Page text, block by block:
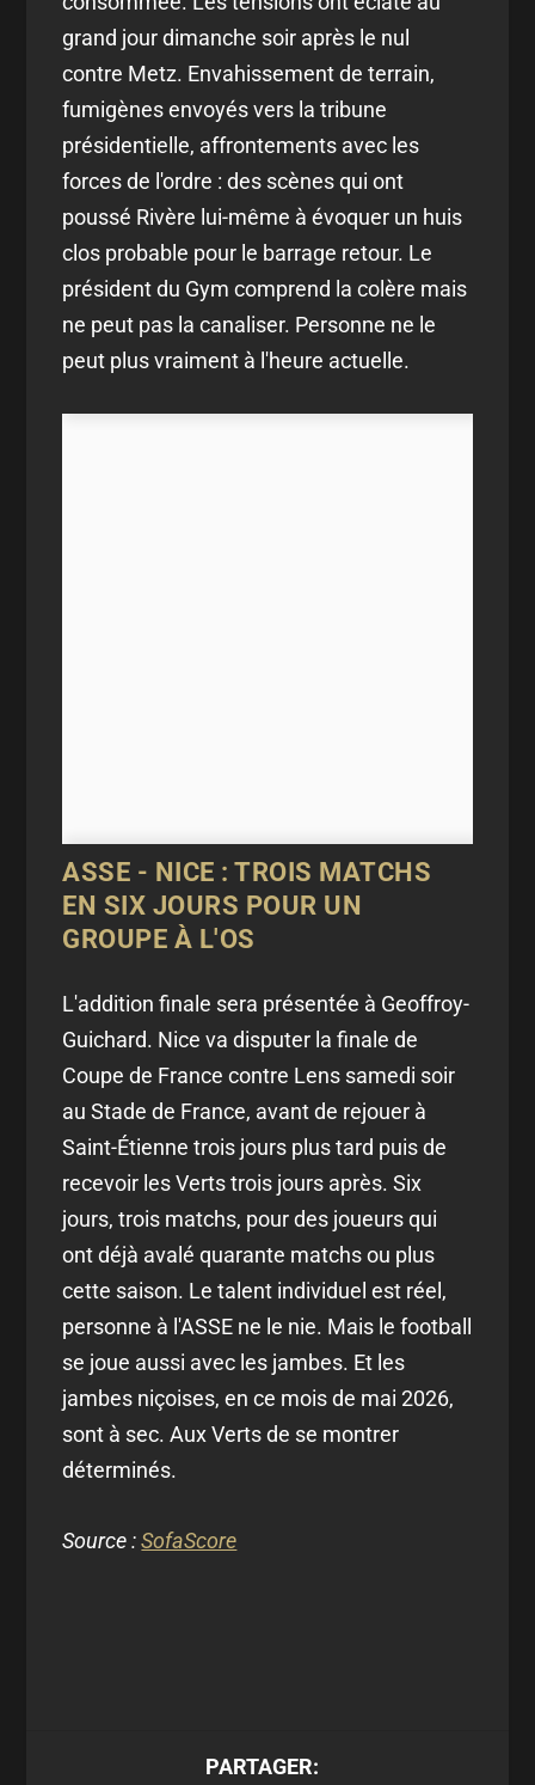
grand jour dimanche soir après le nul
contre Metz. Envahissement de terrain,
fumigènes envoyés vers la tribune
présidentielle, affrontements avec les
forces de l'ordre : des scènes qui ont
poussé Rivère lui-même à évoquer un huis
clos probable pour le barrage retour. Le
président du Gym comprend la colère mais
ne peut pas la canaliser. Personne ne le
peut plus vraiment à l'heure actuelle.
ASSE - NICE : TROIS MATCHS
EN SIX JOURS POUR UN
GROUPE À L'OS
L'addition finale sera présentée à Geoffroy-
Guichard. Nice va disputer la finale de
Coupe de France contre Lens samedi soir
au Stade de France, avant de rejouer à
Saint-Étienne trois jours plus tard puis de
recevoir les Verts trois jours après. Six
jours, trois matchs, pour des joueurs qui
ont déjà avalé quarante matchs ou plus
cette saison. Le talent individuel est réel,
personne à l'ASSE ne le nie. Mais le football
se joue aussi avec les jambes. Et les
jambes niçoises, en ce mois de mai 2026,
sont à sec. Aux Verts de se montrer
déterminés.
Source :SofaScore
PARTAGER: